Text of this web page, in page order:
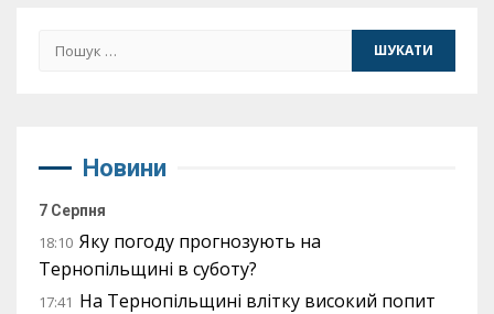
Пошук:
Новини
7 Серпня
18:10 Яку погоду прогнозують на
Тернопільщині в суботу?
17:41 На Тернопільщині влітку високий попит